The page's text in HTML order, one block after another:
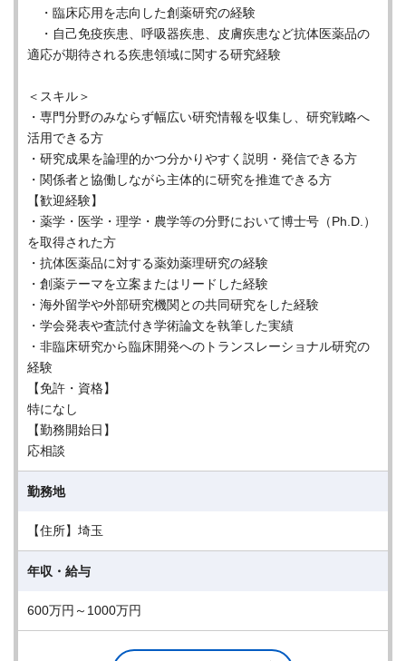
・臨床応用を志向した創薬研究の経験
・自己免疫疾患、呼吸器疾患、皮膚疾患など抗体医薬品の
適応が期待される疾患領域に関する研究経験
＜スキル＞
・専門分野のみならず幅広い研究情報を収集し、研究戦略へ
活用できる方
・研究成果を論理的かつ分かりやすく説明・発信できる方
・関係者と協働しながら主体的に研究を推進できる方
【歓迎経験】
・薬学・医学・理学・農学等の分野において博士号（Ph.D.）
を取得された方
・抗体医薬品に対する薬効薬理研究の経験
・創薬テーマを立案またはリードした経験
・海外留学や外部研究機関との共同研究をした経験
・学会発表や査読付き学術論文を執筆した実績
・非臨床研究から臨床開発へのトランスレーショナル研究の
経験
【免許・資格】
特になし
【勤務開始日】
応相談
勤務地
【住所】埼玉
年収・給与
600万円～1000万円